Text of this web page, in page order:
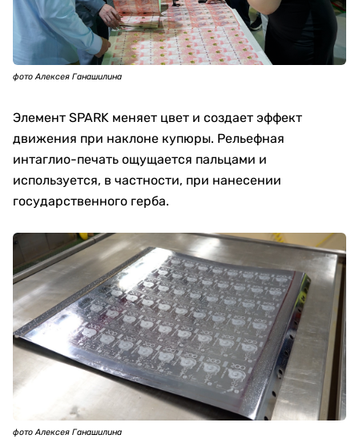
фото Алексея Ганашилина
Элемент SPARK меняет цвет и создает эффект
движения при наклоне купюры. Рельефная
интаглио-печать ощущается пальцами и
используется, в частности, при нанесении
государственного герба.
фото Алексея Ганашилина